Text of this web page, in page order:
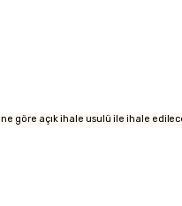
göre açık ihale usulü ile ihale